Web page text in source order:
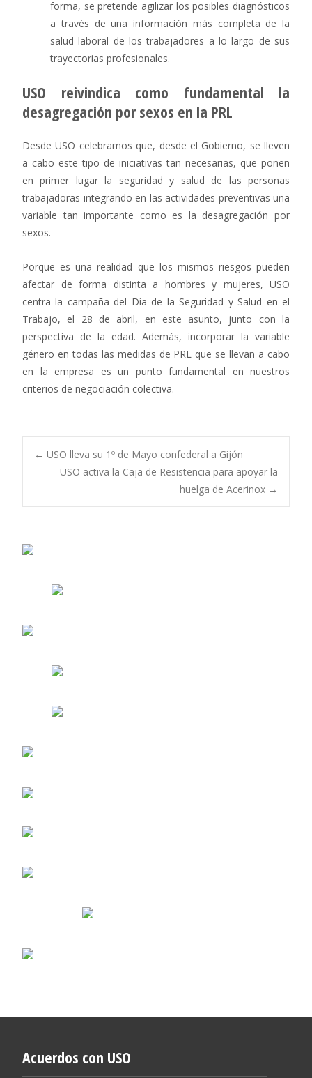
forma, se pretende agilizar los posibles diagnósticos
a través de una información más completa de la
salud laboral de los trabajadores a lo largo de sus
trayectorias profesionales.
USO reivindica como fundamental la
desagregación por sexos en la PRL
Desde USO celebramos que, desde el Gobierno, se lleven
a cabo este tipo de iniciativas tan necesarias, que ponen
en primer lugar la seguridad y salud de las personas
trabajadoras integrando en las actividades preventivas una
variable tan importante como es la desagregación por
sexos.
Porque es una realidad que los mismos riesgos pueden
afectar de forma distinta a hombres y mujeres, USO
centra la campaña del Día de la Seguridad y Salud en el
Trabajo, el 28 de abril, en este asunto, junto con la
perspectiva de la edad. Además, incorporar la variable
género en todas las medidas de PRL que se llevan a cabo
en la empresa es un punto fundamental en nuestros
criterios de negociación colectiva.
Navegación
de
← USO lleva su 1º de Mayo confederal a Gijón
USO activa la Caja de Resistencia para apoyar la
huelga de Acerinox →
Acuerdos con USO